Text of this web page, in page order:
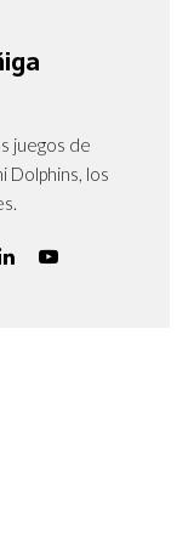
juegos de
Dolphins, los